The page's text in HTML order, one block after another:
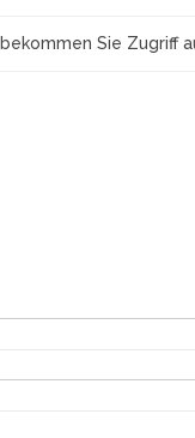
Sie Zugriff